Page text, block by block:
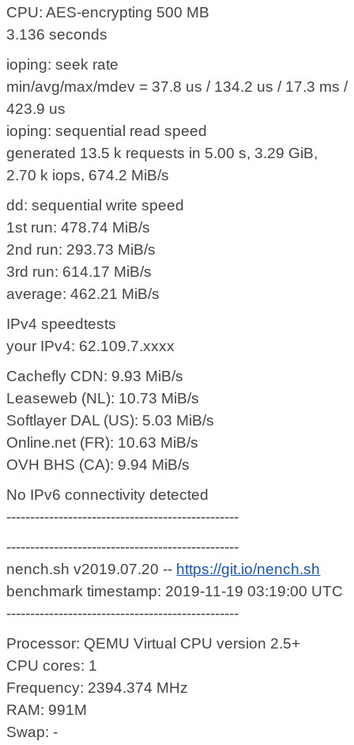
CPU: AES-encrypting 500 MB
3.136 seconds
ioping: seek rate
min/avg/max/mdev = 37.8 us / 134.2 us / 17.3 ms /
423.9 us
ioping: sequential read speed
generated 13.5 k requests in 5.00 s, 3.29 GiB,
2.70 k iops, 674.2 MiB/s
dd: sequential write speed
1st run: 478.74 MiB/s
2nd run: 293.73 MiB/s
3rd run: 614.17 MiB/s
average: 462.21 MiB/s
IPv4 speedtests
your IPv4: 62.109.7.xxxx
Cachefly CDN: 9.93 MiB/s
Leaseweb (NL): 10.73 MiB/s
Softlayer DAL (US): 5.03 MiB/s
Online.net (FR): 10.63 MiB/s
OVH BHS (CA): 9.94 MiB/s
No IPv6 connectivity detected
-------------------------------------------------
-------------------------------------------------
nench.sh v2019.07.20 -- https://git.io/nench.sh
benchmark timestamp: 2019-11-19 03:19:00 UTC
-------------------------------------------------
Processor: QEMU Virtual CPU version 2.5+
CPU cores: 1
Frequency: 2394.374 MHz
RAM: 991M
Swap: -